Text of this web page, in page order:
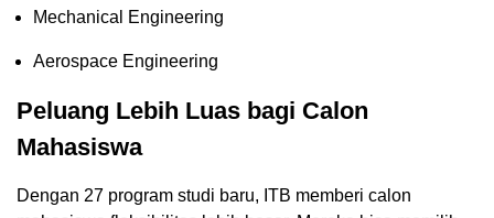
Mechanical Engineering
Aerospace Engineering
Peluang Lebih Luas bagi Calon
Mahasiswa
Dengan 27 program studi baru, ITB memberi calon